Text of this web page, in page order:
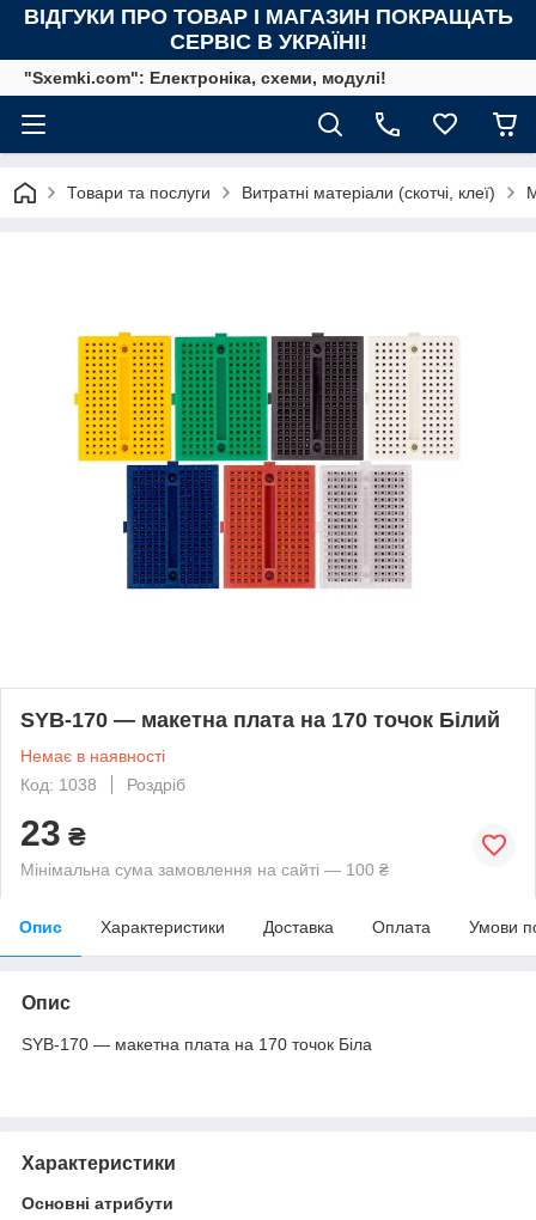
ВІДГУКИ ПРО ТОВАР І МАГАЗИН ПОКРАЩАТЬ
СЕРВІС В УКРАЇНІ!
"Sxemki.com": Електроніка, схеми, модулі!
Товари та послуги Витратні матеріали (скотчі, клеї)
SYB-170 — макетна плата на 170 точок Білий
Немає в наявності
Код: 1038
Роздріб
23 ₴
Мінімальна сума замовлення на сайті — 100 ₴
Опис Характеристики Доставка Оплата Умови
Опис
SYB-170 — макетна плата на 170 точок Біла
Характеристики
Основні атрибути